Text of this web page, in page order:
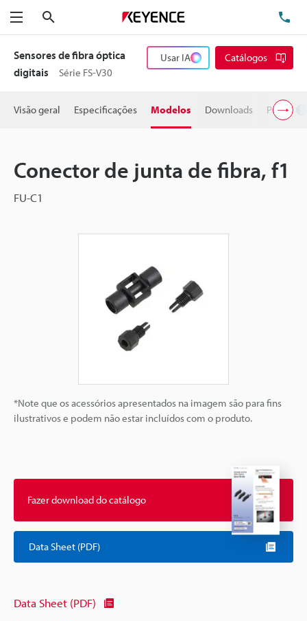
Menu
Sensores de fibra óptica
digitais
Série FS-V30
Usar IA Catálogos
Visão geral Especificações Modelos Downloads Preço
Conector de junta de fibra, f1
FU-C1
*Note que os acessórios apresentados na imagem são para fins
ilustrativos e podem não estar incluídos com o produto.
Fazer download do catálogo
Data Sheet (PDF)
Data Sheet (PDF)